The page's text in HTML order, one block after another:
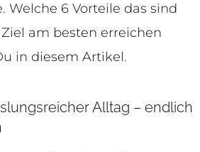
Welche 6 Vorteile das sind
am besten erreichen
in diesem Artikel.
Alltag – endlich